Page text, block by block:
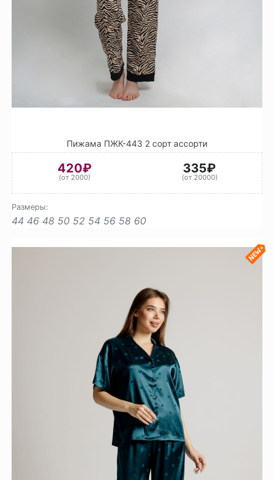
Пижама ПЖК-443 2 сорт ассорти
420₽
(от 2000)
335₽
(от 20000)
Размеры:
44 46 48 50 52 54 56 58 60